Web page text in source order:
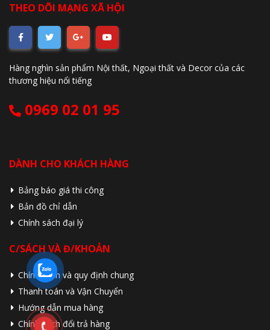
THEO DÕI MẠNG XÃ HỘI
Hàng nghìn sản phẩm Nội thất, Ngoại thất và Decor của các
thương hiệu nổi tiếng
0969 02 01 95
DÀNH CHO KHÁCH HÀNG
Bảng báo giá thi công
Bản đồ chỉ dẫn
Chính sách đại lý
C/SÁCH VÀ Đ/KHOẢN
Chính sách và quy định chung
Thanh toán và Vận Chuyển
Hướng dẫn mua hàng
Chính sách đổi trả hàng